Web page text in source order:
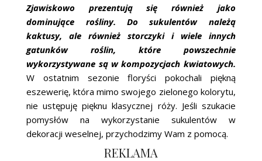
Zjawiskowo prezentują się również jako
dominujące rośliny. Do sukulentów należą
kaktusy, ale również storczyki i wiele innych
gatunków roślin, które powszechnie
wykorzystywane są w kompozycjach kwiatowych.
W ostatnim sezonie floryści pokochali piękną
eszewerię, która mimo swojego zielonego kolorytu,
nie ustępuję pięknu klasycznej róży. Jeśli szukacie
pomysłów na wykorzystanie sukulentów w
dekoracji weselnej, przychodzimy Wam z pomocą.
REKLAMA